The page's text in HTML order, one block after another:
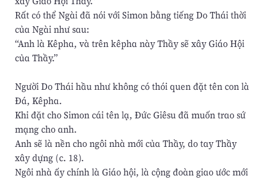
Rất có thể Ngài đã nói với Simon bằng tiếng Do Thái thời
của Ngài như sau:
“Anh là Kêpha, và trên kêpha này Thầy sẽ xây Giáo Hội
của Thầy.”
Người Do Thái hầu như không có thói quen đặt tên con là
Đá, Kêpha.
Khi đặt cho Simon cái tên lạ, Đức Giêsu đã muốn trao sứ
mạng cho anh.
Anh sẽ là nền cho ngôi nhà mới của Thầy, do tay Thầy
xây dựng (c. 18).
Ngôi nhà ấy chính là Giáo hội, là cộng đoàn giao ước mới